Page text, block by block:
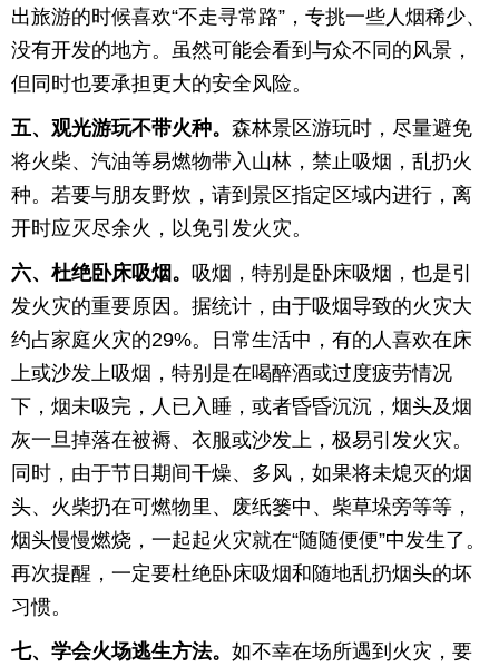
出旅游的时候喜欢“不走寻常路”，专挑一些人烟稀少、
没有开发的地方。虽然可能会看到与众不同的风景，
但同时也要承担更大的安全风险。
五、观光游玩不带火种。 森林景区游玩时，尽量避免
将火柴、汽油等易燃物带入山林，禁止吸烟，乱扔火
种。若要与朋友野炊，请到景区指定区域内进行，离
开时应灭尽余火，以免引发火灾。
六、杜绝卧床吸烟。 吸烟，特别是卧床吸烟，也是引
发火灾的重要原因。据统计，由于吸烟导致的火灾大
约占家庭火灾的29%。日常生活中，有的人喜欢在床
上或沙发上吸烟，特别是在喝醉酒或过度疲劳情况
下，烟未吸完，人已入睡，或者昏昏沉沉，烟头及烟
灰一旦掉落在被褥、衣服或沙发上，极易引发火灾。
同时，由于节日期间干燥、多风，如果将未熄灭的烟
头、火柴扔在可燃物里、废纸篓中、柴草垛旁等等，
烟头慢慢燃烧，一起起火灾就在“随随便便”中发生了。
再次提醒，一定要杜绝卧床吸烟和随地乱扔烟头的坏
习惯。
七、学会火场逃生方法。 如不幸在场所遇到火灾，要